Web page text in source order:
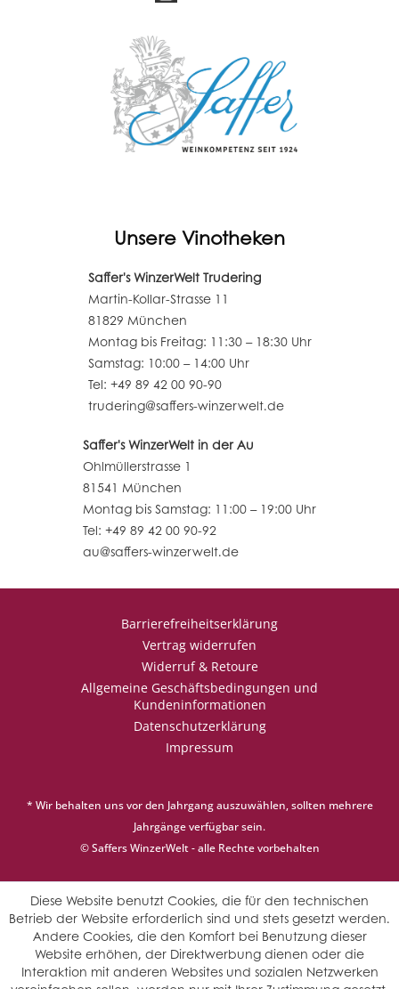
Unsere Vinotheken
Saffer's WinzerWelt Trudering
Martin-Kollar-Strasse 11
81829 München
Montag bis Freitag: 11:30 – 18:30 Uhr
Samstag: 10:00 – 14:00 Uhr
Tel: +49 89 42 00 90-90
trudering@saffers-winzerwelt.de
Saffer's WinzerWelt in der Au
Ohlmüllerstrasse 1
81541 München
Montag bis Samstag: 11:00 – 19:00 Uhr
Tel: +49 89 42 00 90-92
au@saffers-winzerwelt.de
Barrierefreiheitserklärung
Vertrag widerrufen
Widerruf & Retoure
Allgemeine Geschäftsbedingungen und
Kundeninformationen
Datenschutzerklärung
Impressum
* Wir behalten uns vor den Jahrgang auszuwählen, sollten mehrere
Jahrgänge verfügbar sein.
© Saffers WinzerWelt - alle Rechte vorbehalten
Diese Website benutzt Cookies, die für den technischen
Betrieb der Website erforderlich sind und stets gesetzt werden.
Andere Cookies, die den Komfort bei Benutzung dieser
Website erhöhen, der Direktwerbung dienen oder die
Interaktion mit anderen Websites und sozialen Netzwerken